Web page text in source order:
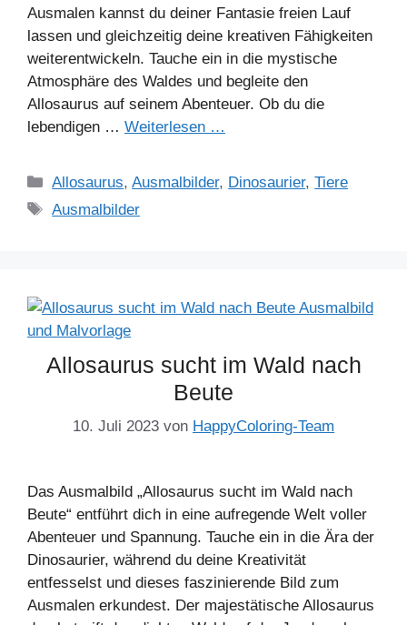
Ausmalen kannst du deiner Fantasie freien Lauf
lassen und gleichzeitig deine kreativen Fähigkeiten
weiterentwickeln. Tauche ein in die mystische
Atmosphäre des Waldes und begleite den
Allosaurus auf seinem Abenteuer. Ob du die
lebendigen … Weiterlesen …
Kategorien
Allosaurus,Ausmalbilder, Dinosaurier,Tiere
Schlagwörter
Ausmalbilder
Allosaurus sucht im Wald nach
Beute
10. Juli 2023 von HappyColoring-Team
Das Ausmalbild „Allosaurus sucht im Wald nach
Beute“ entführt dich in eine aufregende Welt voller
Abenteuer und Spannung. Tauche ein in die Ära der
Dinosaurier, während du deine Kreativität
entfesselst und dieses faszinierende Bild zum
Ausmalen erkundest. Der majestätische Allosaurus